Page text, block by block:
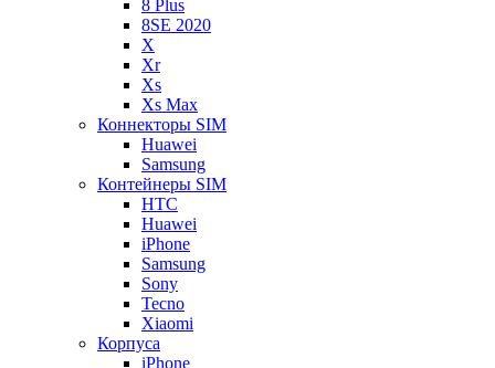
8 Plus
8SE 2020
X
Xr
Xs
Xs Max
Коннекторы SIM
Huawei
Samsung
Контейнеры SIM
HTC
Huawei
iPhone
Samsung
Sony
Tecno
Xiaomi
Корпуса
iPhone